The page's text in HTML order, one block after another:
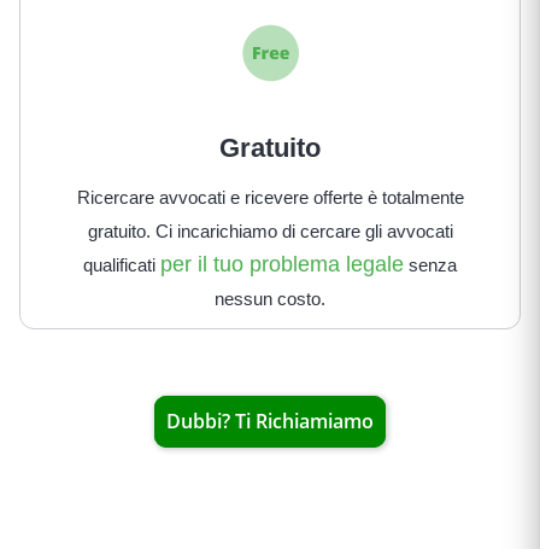
Gratuito
Ricercare avvocati e ricevere offerte è totalmente
gratuito. Ci incarichiamo di cercare gli avvocati
qualificati per il tuo problema legale senza
nessun costo.
Dubbi? Ti Richiamiamo